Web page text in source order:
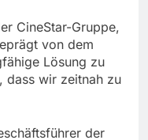
CineStar-Gruppe,
von dem
Lösung zu
dass wir zeitnah zu
der